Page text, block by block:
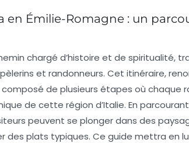
en Émilie-Romagne : un
chargé d’histoire et de spiritualité,
et randonneurs. Cet itinéraire,
de plusieurs étapes où chaque
de cette région d’Italie. En
peuvent se plonger dans des
des plats typiques. Ce guide mettra en